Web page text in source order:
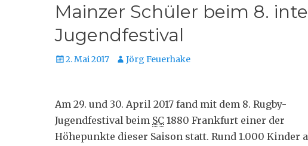
Mainzer Schüler beim 8.
Jugendfestival
Posted
2. Mai 2017 Autor
Jörg Feuerhake
Am 29. und 30. April 2017 fand mit dem 8. Rugby-
Jugendfestival beim SC 1880 Frankfurt einer der
Höhepunkte dieser Saison statt. Rund 1.000 Kinder